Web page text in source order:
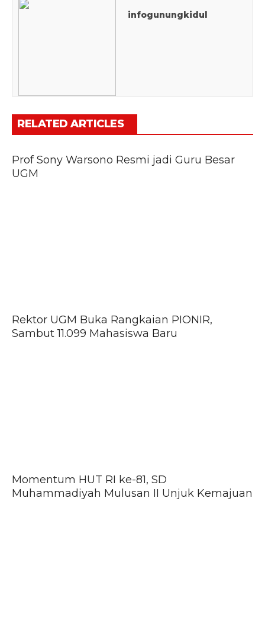
infogunungkidul
RELATED ARTICLES
Prof Sony Warsono Resmi jadi Guru Besar
UGM
Rektor UGM Buka Rangkaian PIONIR,
Sambut 11.099 Mahasiswa Baru
Momentum HUT RI ke-81, SD
Muhammadiyah Mulusan II Unjuk Kemajuan